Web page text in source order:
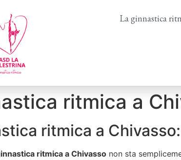
La ginnastica
ritmica a
ritmica a
ritmica a Chivasso non sta